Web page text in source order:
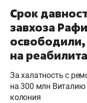
Срок
завхоза
на
За халатность с
на 300 млн Виталию
колония